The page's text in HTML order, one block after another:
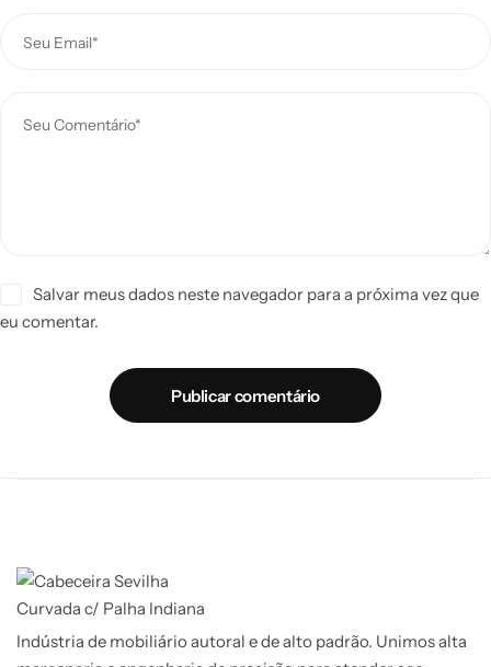
Salvar meus dados neste navegador para a próxima vez que
eu comentar.
Publicar comentário
Indústria de mobiliário autoral e de alto padrão. Unimos alta